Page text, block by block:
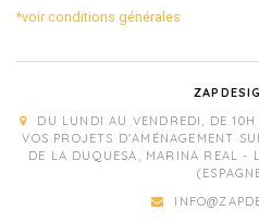
*voir conditions générales
DU LUNDI AU VENDREDI, DE
VOS PROJETS D'AMÉNAGEMENT
DE LA DUQUESA, MARINA REAL -